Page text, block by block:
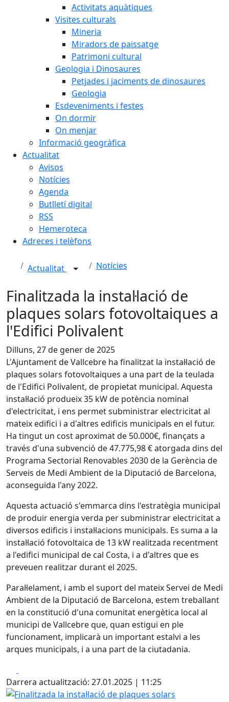
Activitats aquàtiques
Visites culturals
Mineria
Miradors de paissatge
Patrimoni cultural
Geologia i Dinosaures
Petjades i jaciments de dinosaures
Geologia
Esdeveniments i festes
On dormir
On menjar
Informació geogràfica
Actualitat
Avisos
Notícies
Agenda
Butlletí digital
RSS
Hemeroteca
Adreces i telèfons
Actualitat Notícies
Finalitzada la instal·lació de
plaques solars fotovoltaiques a
l'Edifici Polivalent
Dilluns, 27 de gener de 2025
L'Ajuntament de Vallcebre ha finalitzat la instal·lació de
plaques solars fotovoltaiques a una part de la teulada
de l'Edifici Polivalent, de propietat municipal. Aquesta
instal·lació produeix 35 kW de potència nominal
d'electricitat, i ens permet subministrar electricitat al
mateix edifici i a d'altres edificis municipals en el futur.
Ha tingut un cost aproximat de 50.000€, finançats a
través d'una subvenció de 47.775,98 € atorgada dins del
Programa Sectorial Renovables 2030 de la Gerència de
Serveis de Medi Ambient de la Diputació de Barcelona,
aconseguida l'any 2022.
Aquesta actuació s'emmarca dins l'estratègia municipal
de produir energia verda per subministrar electricitat a
diversos edificis i instal·lacions municipals. Es suma a la
instal·lació fotovoltaica de 13 kW realitzada recentment
a l'edifici municipal de cal Costa, i a d'altres que es
preveuen realitzar durant el 2025.
Paral·lelament, i amb el suport del mateix Servei de Medi
Ambient de la Diputació de Barcelona, estem treballant
en la constitució d'una comunitat energètica local al
municipi de Vallcebre que, quan estigui en ple
funcionament, implicarà un important estalvi a les
arques municipals, i a una part de la ciutadania.
Darrera actualització: 27.01.2025 | 11:25
Finalitzada la instal·lació de plaques solars fotovoltaiques